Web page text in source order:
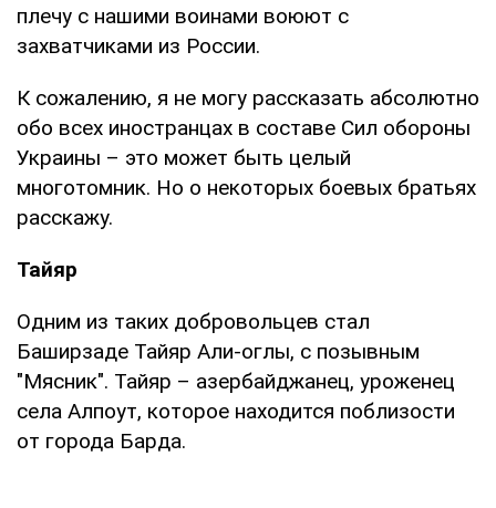
плечу с нашими воинами воюют с
захватчиками из России.
К сожалению, я не могу рассказать абсолютно
обо всех иностранцах в составе Сил обороны
Украины – это может быть целый
многотомник. Но о некоторых боевых братьях
расскажу.
Тайяр
Одним из таких добровольцев стал
Баширзаде Тайяр Али-оглы, с позывным
"Мясник". Тайяр – азербайджанец, уроженец
села Алпоут, которое находится поблизости
от города Барда.